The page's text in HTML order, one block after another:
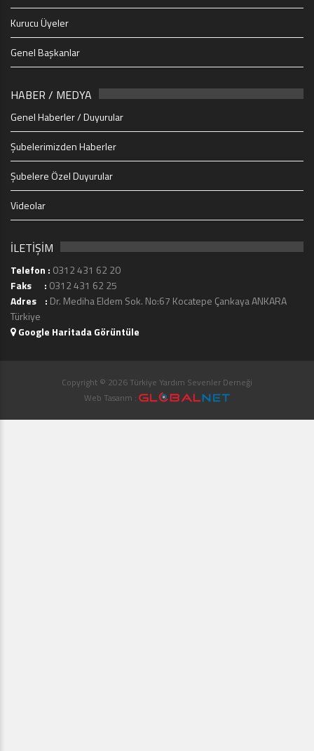
Kurucu Üyeler
Genel Başkanlar
HABER / MEDYA
Genel Haberler / Duyurular
Şubelerimizden Haberler
Şubelere Özel Duyurular
Videolar
İLETİŞİM
Telefon : 0312 431 62 20
Faks : 0312 431 62 25
Adres : Dr. Mediha Eldem Sok. No:67 Kocatepe Çankaya ANKARA
Türkiye
Google Haritada Görüntüle
Copyright © 2026 Türkiye Yardım Sevenler Derneği
Web Tasarım :